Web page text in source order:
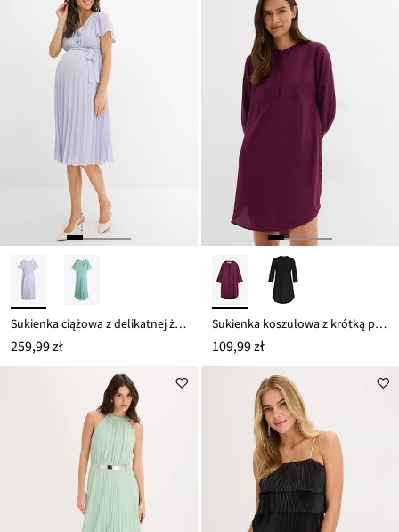
Sukienka ciążowa z delikatnej żorżety
259,99 zł
Sukienka koszulowa z krótką plisą guzikową
109,99 zł